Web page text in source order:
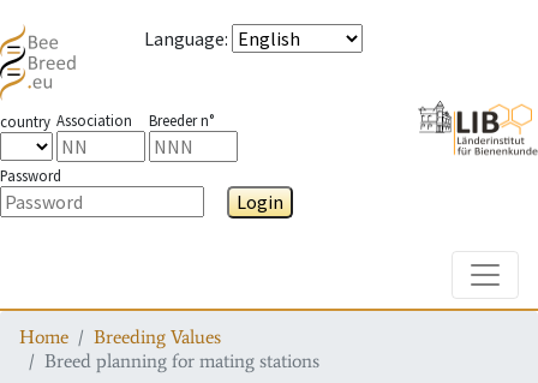
Language:
country Association Breeder n°
Password
Login
Home
Breeding Values
Breed planning for mating stations